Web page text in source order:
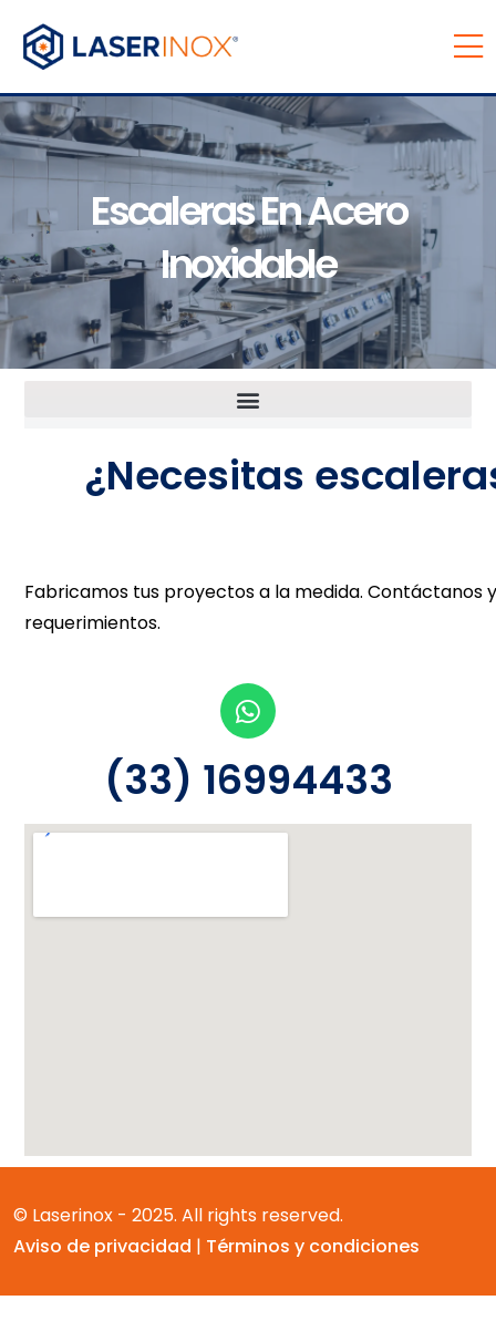
Escaleras En Acero
Inoxidable
¿Necesitas
Fabricamos tus proyectos a la medida. Contáctanos
requerimientos.
(33) 16994433
© Laserinox - 2025. All rights reserved.
Aviso de privacidad | Términos y condiciones